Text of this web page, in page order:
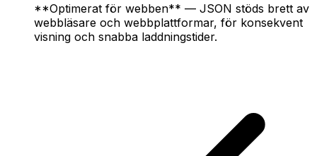
**Optimerat för webben** — JSON stöds brett av
webbläsare och webbplattformar, för konsekvent
visning och snabba laddningstider.